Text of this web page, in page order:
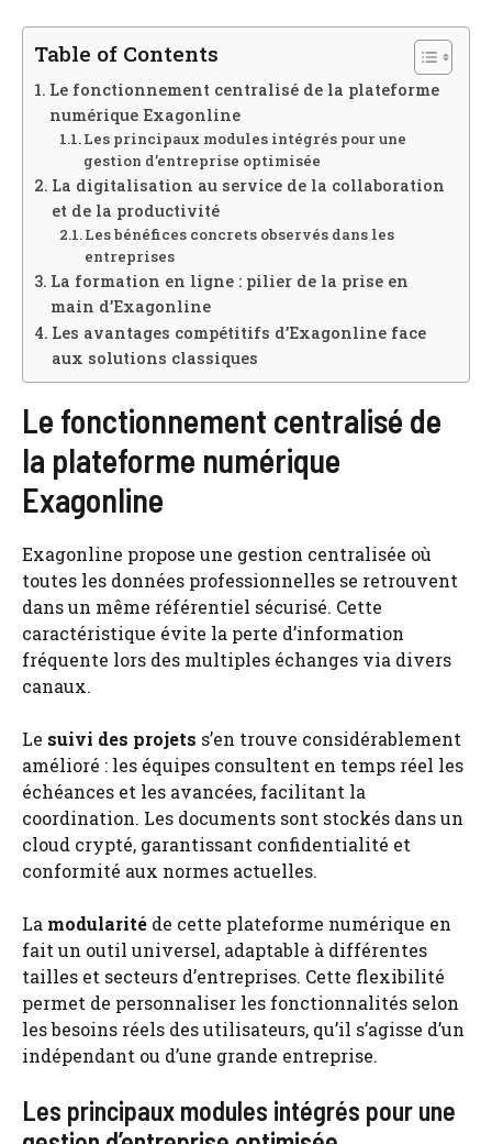
Table of Contents
Le fonctionnement centralisé de la plateforme
numérique Exagonline
Les principaux modules intégrés pour une
gestion d’entreprise optimisée
La digitalisation au service de la collaboration
et de la productivité
Les bénéfices concrets observés dans les
entreprises
La formation en ligne : pilier de la prise en
main d’Exagonline
Les avantages compétitifs d’Exagonline face
aux solutions classiques
Le fonctionnement centralisé de
la plateforme numérique
Exagonline
Exagonline propose une gestion centralisée où
toutes les données professionnelles se retrouvent
dans un même référentiel sécurisé. Cette
caractéristique évite la perte d’information
fréquente lors des multiples échanges via divers
canaux.
Le suivi des projets s’en trouve considérablement
amélioré : les équipes consultent en temps réel les
échéances et les avancées, facilitant la
coordination. Les documents sont stockés dans un
cloud crypté, garantissant confidentialité et
conformité aux normes actuelles.
La modularité de cette plateforme numérique en
fait un outil universel, adaptable à différentes
tailles et secteurs d’entreprises. Cette flexibilité
permet de personnaliser les fonctionnalités selon
les besoins réels des utilisateurs, qu’il s’agisse d’un
indépendant ou d’une grande entreprise.
Les principaux modules intégrés pour une